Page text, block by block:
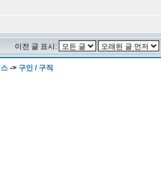
이전 글 표시:
-> 구인 / 구직